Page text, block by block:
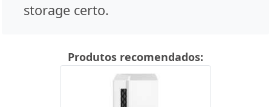
storage certo.
Produtos recomendados: